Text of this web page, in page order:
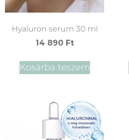
Hyaluron serum 30 ml
14 890 Ft
Kosárba teszem